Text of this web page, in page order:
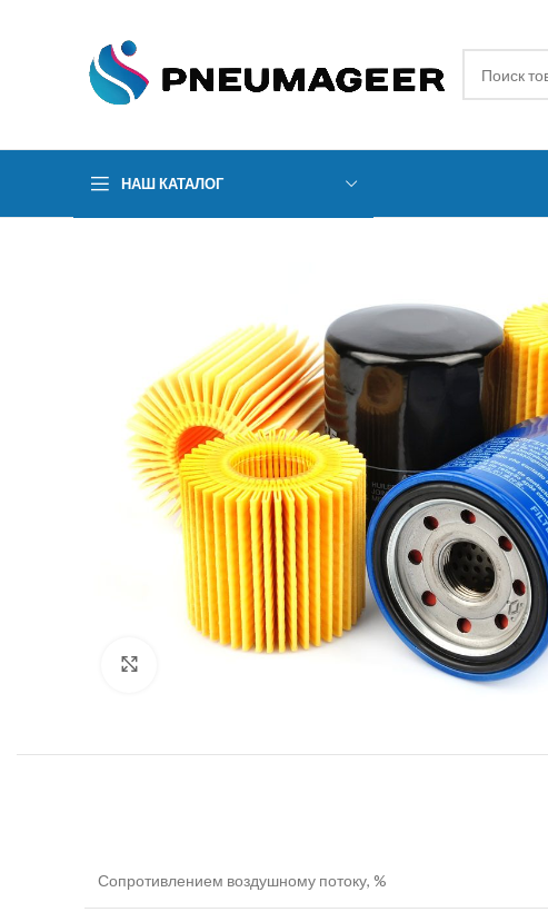
НАШ КАТАЛОГ
Сопротивлением воздушному потоку, %